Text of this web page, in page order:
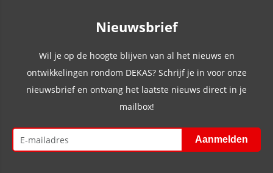
Nieuwsbrief
Wil je op de hoogte blijven van al het nieuws en
ontwikkelingen rondom DEKAS? Schrijf je in voor onze
nieuwsbrief en ontvang het laatste nieuws direct in je
mailbox!